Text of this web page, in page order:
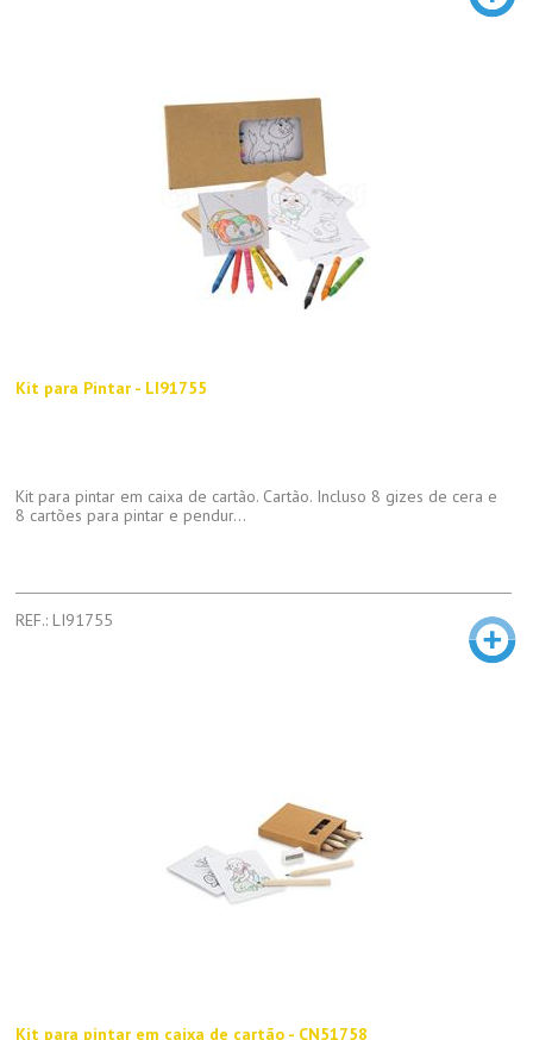
Kit para Pintar - LI91755
Kit para pintar em caixa de cartão. Cartão. Incluso 8 gizes de cera e
8 cartões para pintar e pendur...
REF.: LI91755
Kit para pintar em caixa de cartão - CN51758